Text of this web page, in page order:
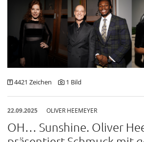
Galerie bei der Albertina Zetter
Galerie Kovacek & Zetter
Joji Hattori / Shiki
Julius Meinl
Longchamp
Louis Vuitton
4421 Zeichen 1 Bild
22.09.2025 OLIVER HEEMEYER
OH… Sunshine. Oliver